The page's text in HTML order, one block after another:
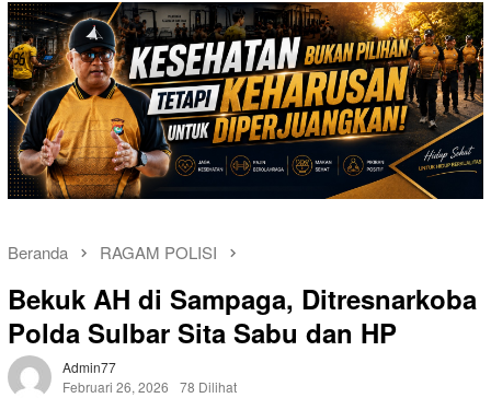
Beranda RAGAM POLISI
Bekuk AH di Sampaga, Ditresnarkoba
Polda Sulbar Sita Sabu dan HP
Admin77
Februari 26, 2026
78 Dilihat